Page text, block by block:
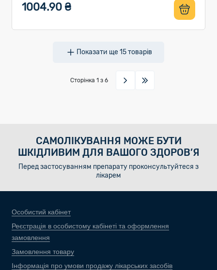
1004.90 ₴
Показати ще15товарів
Сторінка 1 з 6
САМОЛІКУВАННЯ МОЖЕ БУТИ
ШКІДЛИВИМ ДЛЯ ВАШОГО ЗДОРОВ’Я
Перед застосуванням препарату проконсультуйтеся з
лікарем
Особистий кабінет
Реєстрація в особистому кабінеті та оформлення
замовлення
Замовлення товару
Інформація про умови продажу лікарських засобів